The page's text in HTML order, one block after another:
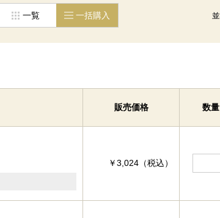
一覧 一括購入
販売価格 数量
￥3,024（税込）